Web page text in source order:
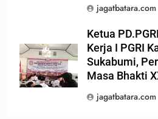
jagatbatara.com
Ketua
Kerja I PGRI
Sukabumi,
Masa Bhakti
jagatbatara.com